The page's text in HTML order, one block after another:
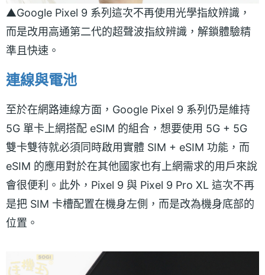
▲Google Pixel 9 系列這次不再使用光學指紋辨識，
而是改用高通第二代的超聲波指紋辨識，解鎖體驗精
準且快速。
連線與電池
至於在網路連線方面，Google Pixel 9 系列仍是維持
5G 單卡上網搭配 eSIM 的組合，想要使用 5G + 5G
雙卡雙待就必須同時啟用實體 SIM + eSIM 功能，而
eSIM 的應用對於在其他國家也有上網需求的用戶來說
會很便利。此外，Pixel 9 與 Pixel 9 Pro XL 這次不再
是把 SIM 卡槽配置在機身左側，而是改為機身底部的
位置。